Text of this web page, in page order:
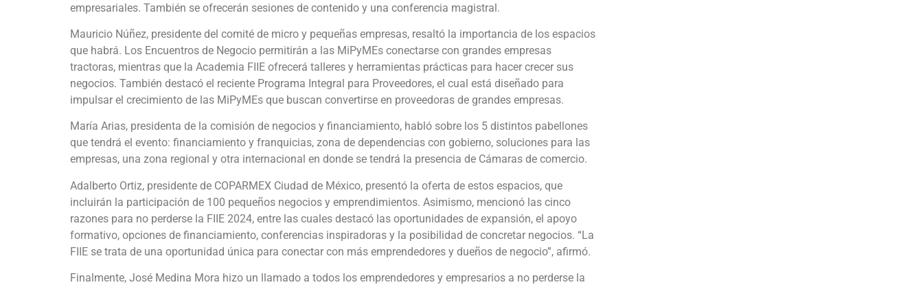
empresariales. También se ofrecerán sesiones de contenido y una conferencia magistral.
Mauricio Núñez, presidente del comité de micro y pequeñas empresas, resaltó la importancia de los espacios
que habrá. Los Encuentros de Negocio permitirán a las MiPyMEs conectarse con grandes empresas
tractoras, mientras que la Academia FIIE ofrecerá talleres y herramientas prácticas para hacer crecer sus
negocios. También destacó el reciente Programa Integral para Proveedores, el cual está diseñado para
impulsar el crecimiento de las MiPyMEs que buscan convertirse en proveedoras de grandes empresas.
María Arias, presidenta de la comisión de negocios y financiamiento, habló sobre los 5 distintos pabellones
que tendrá el evento: financiamiento y franquicias, zona de dependencias con gobierno, soluciones para las
empresas, una zona regional y otra internacional en donde se tendrá la presencia de Cámaras de comercio.
Adalberto Ortiz, presidente de COPARMEX Ciudad de México, presentó la oferta de estos espacios, que
incluirán la participación de 100 pequeños negocios y emprendimientos. Asimismo, mencionó las cinco
razones para no perderse la FIIE 2024, entre las cuales destacó las oportunidades de expansión, el apoyo
formativo, opciones de financiamiento, conferencias inspiradoras y la posibilidad de concretar negocios. “La
FIIE se trata de una oportunidad única para conectar con más emprendedores y dueños de negocio”, afirmó.
Finalmente, José Medina Mora hizo un llamado a todos los emprendedores y empresarios a no perderse la